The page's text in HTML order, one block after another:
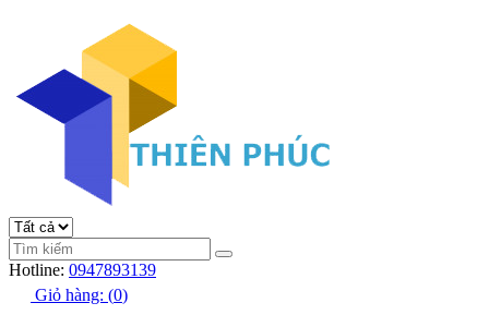
Hotline: 0947893139
Giỏ hàng: (0)